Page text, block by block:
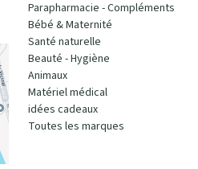
Parapharmacie - Compléments
Bébé & Maternité
Santé naturelle
Beauté - Hygiène
Animaux
Matériel médical
idées cadeaux
Toutes les marques